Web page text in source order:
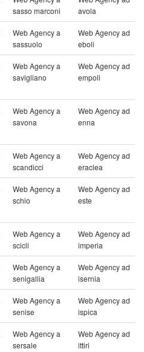
sasso marconi
avola
Web Agency a
sassuolo
Web Agency ad
eboli
Web Agency a
savigliano
Web Agency ad
empoli
Web Agency a
savona
Web Agency ad
enna
Web Agency a
scandicci
Web Agency ad
eraclea
Web Agency a
schio
Web Agency ad
este
Web Agency a
scicli
Web Agency ad
imperia
Web Agency a
senigallia
Web Agency ad
isernia
Web Agency a
senise
Web Agency ad
ispica
Web Agency a
sersale
Web Agency ad
ittiri